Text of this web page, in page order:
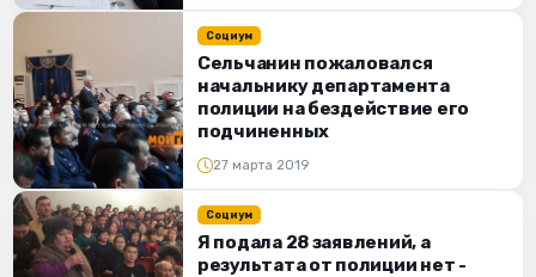
Социум
Сельчанин пожаловался
начальнику департамента
полиции на бездействие его
подчиненных
27 марта 2019
Социум
Я подала 28 заявлений, а
результата от полиции нет -